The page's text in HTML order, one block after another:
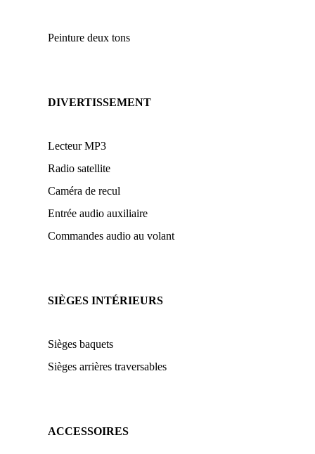
Peinture deux tons
DIVERTISSEMENT
Lecteur MP3
Radio satellite
Caméra de recul
Entrée audio auxiliaire
Commandes audio au volant
SIÈGES INTÉRIEURS
Sièges baquets
Sièges arrières traversables
ACCESSOIRES